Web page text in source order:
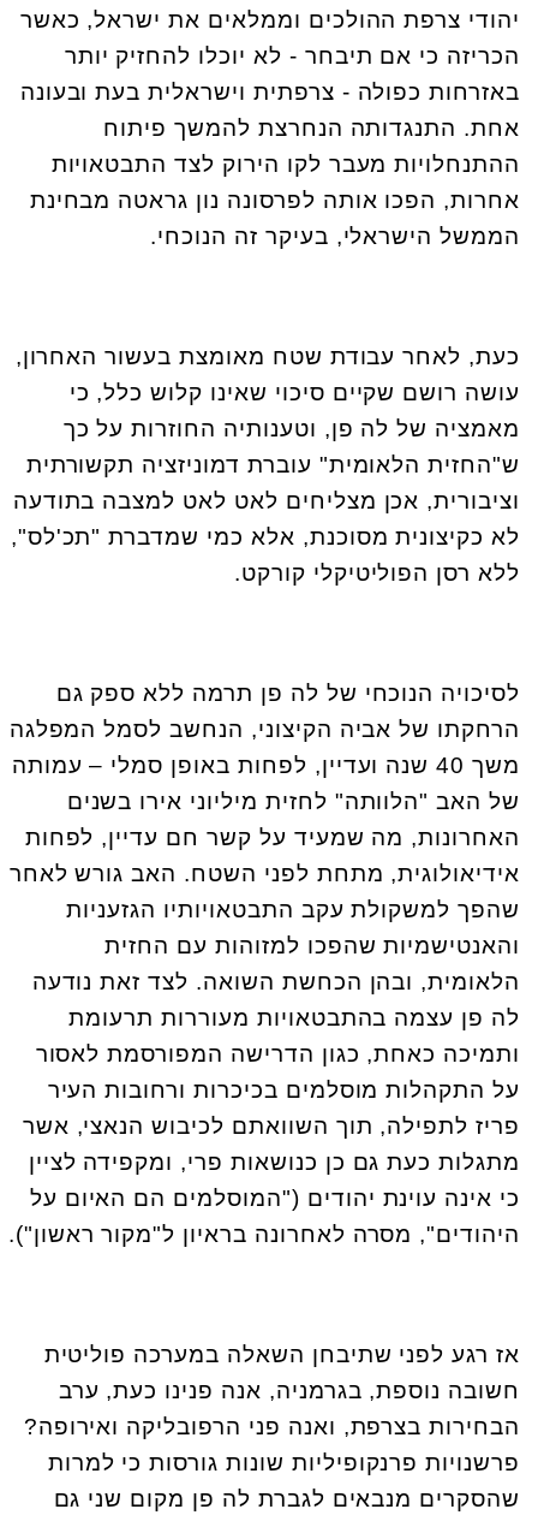
יהודי צרפת ההולכים וממלאים את ישראל, כאשר
הכריזה כי אם תיבחר - לא יוכלו להחזיק יותר
באזרחות כפולה - צרפתית וישראלית בעת ובעונה
אחת. התנגדותה הנחרצת להמשך פיתוח
ההתנחלויות מעבר לקו הירוק לצד התבטאויות
אחרות, הפכו אותה לפרסונה נון גראטה מבחינת
הממשל הישראלי, בעיקר זה הנוכחי.
כעת, לאחר עבודת שטח מאומצת בעשור האחרון,
עושה רושם שקיים סיכוי שאינו קלוש כלל, כי
מאמציה של לה פן, וטענותיה החוזרות על כך
ש"החזית הלאומית" עוברת דמוניזציה תקשורתית
וציבורית, אכן מצליחים לאט לאט למצבה בתודעה
לא כקיצונית מסוכנת, אלא כמי שמדברת "תכ'לס",
ללא רסן הפוליטיקלי קורקט.
לסיכויה הנוכחי של לה פן תרמה ללא ספק גם
הרחקתו של אביה הקיצוני, הנחשב לסמל המפלגה
משך 40 שנה ועדיין, לפחות באופן סמלי – עמותה
של האב "הלוותה" לחזית מיליוני אירו בשנים
האחרונות, מה שמעיד על קשר חם עדיין, לפחות
אידיאולוגית, מתחת לפני השטח. האב גורש לאחר
שהפך למשקולת עקב התבטאויותיו הגזעניות
והאנטישמיות שהפכו למזוהות עם החזית
הלאומית, ובהן הכחשת השואה. לצד זאת נודעה
לה פן עצמה בהתבטאויות מעוררות תרעומת
ותמיכה כאחת, כגון הדרישה המפורסמת לאסור
על התקהלות מוסלמים בכיכרות ורחובות העיר
פריז לתפילה, תוך השוואתם לכיבוש הנאצי, אשר
מתגלות כעת גם כן כנושאות פרי, ומקפידה לציין
כי אינה עוינת יהודים ("המוסלמים הם האיום על
היהודים", מסרה לאחרונה בראיון ל"מקור ראשון").
אז רגע לפני שתיבחן השאלה במערכה פוליטית
חשובה נוספת, בגרמניה, אנה פנינו כעת, ערב
הבחירות בצרפת, ואנה פני הרפובליקה ואירופה?
פרשנויות פרנקופיליות שונות גורסות כי למרות
שהסקרים מנבאים לגברת לה פן מקום שני גם